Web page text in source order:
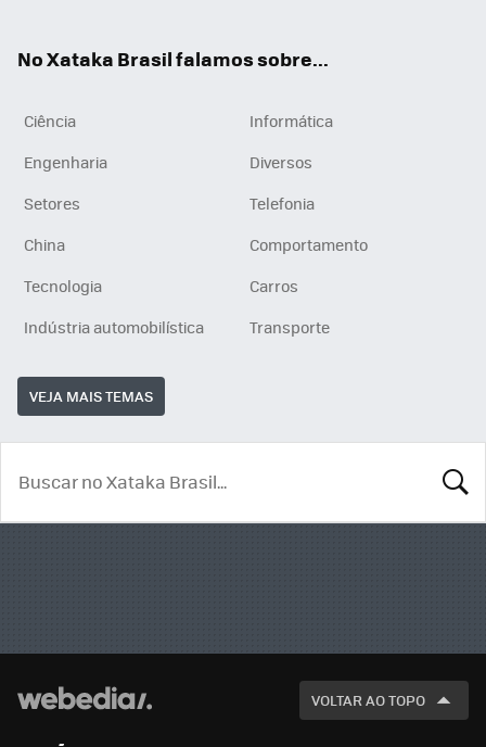
No Xataka Brasil falamos sobre...
Ciência
Informática
Engenharia
Diversos
Setores
Telefonia
China
Comportamento
Tecnologia
Carros
Indústria automobilística
Transporte
VEJA MAIS TEMAS
VOLTAR AO TOPO